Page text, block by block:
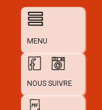
MENU
NOUS SUIVRE